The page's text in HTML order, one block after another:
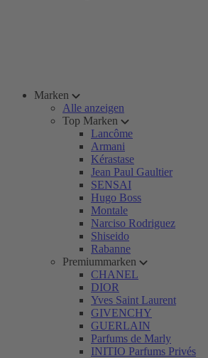
Marken
Alle anzeigen
Top Marken
Lancôme
Armani
Kérastase
Jean Paul Gaultier
SENSAI
Hugo Boss
Montale
Narciso Rodriguez
Shiseido
Rabanne
Premiummarken
CHANEL
DIOR
Yves Saint Laurent
GIVENCHY
GUERLAIN
Parfums de Marly
INITIO Parfums Privés